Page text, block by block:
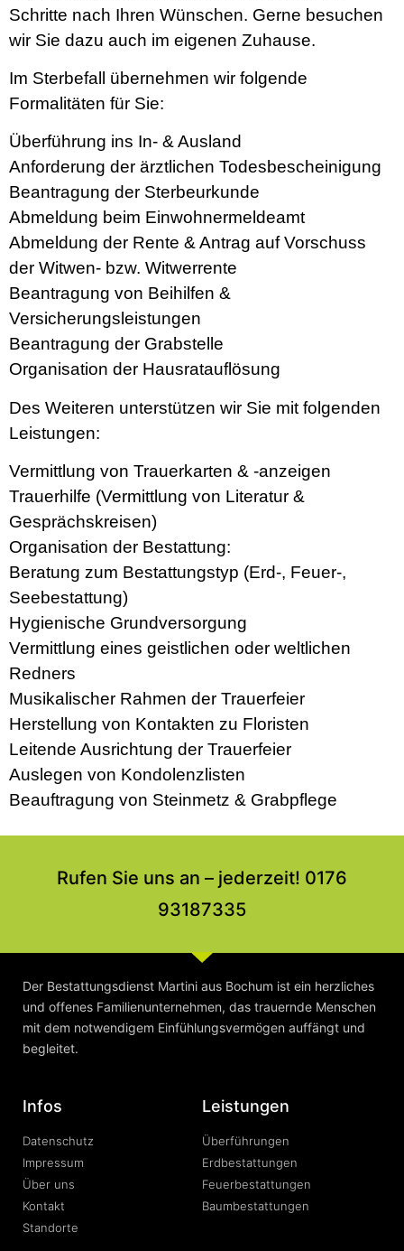
Schritte nach Ihren Wünschen. Gerne besuchen
wir Sie dazu auch im eigenen Zuhause.
Im Sterbefall übernehmen wir folgende
Formalitäten für Sie:
Überführung ins In- & Ausland
Anforderung der ärztlichen Todesbescheinigung
Beantragung der Sterbeurkunde
Abmeldung beim Einwohnermeldeamt
Abmeldung der Rente & Antrag auf Vorschuss
der Witwen- bzw. Witwerrente
Beantragung von Beihilfen &
Versicherungsleistungen
Beantragung der Grabstelle
Organisation der Hausratauflösung
Des Weiteren unterstützen wir Sie mit folgenden
Leistungen:
Vermittlung von Trauerkarten & -anzeigen
Trauerhilfe (Vermittlung von Literatur &
Gesprächskreisen)
Organisation der Bestattung:
Beratung zum Bestattungstyp (Erd-, Feuer-,
Seebestattung)
Hygienische Grundversorgung
Vermittlung eines geistlichen oder weltlichen
Redners
Musikalischer Rahmen der Trauerfeier
Herstellung von Kontakten zu Floristen
Leitende Ausrichtung der Trauerfeier
Auslegen von Kondolenzlisten
Beauftragung von Steinmetz & Grabpflege
Rufen Sie uns an – jederzeit! 0176
93187335
Der Bestattungsdienst Martini aus Bochum ist ein herzliches
und offenes Familienunternehmen, das trauernde Menschen
mit dem notwendigem Einfühlungsvermögen auffängt und
begleitet.
Infos
Datenschutz
Impressum
Über uns
Kontakt
Standorte
Leistungen
Überführungen
Erdbestattungen
Feuerbestattungen
Baumbestattungen